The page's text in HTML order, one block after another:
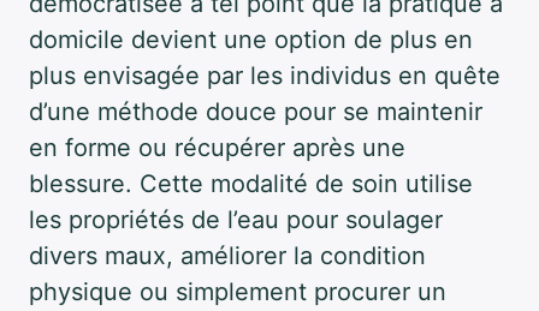
domicile devient une option de plus en
plus envisagée par les individus en quête
d’une méthode douce pour se maintenir
en forme ou récupérer après une
blessure. Cette modalité de soin utilise
les propriétés de l’eau pour soulager
divers maux, améliorer la condition
physique ou simplement procurer un